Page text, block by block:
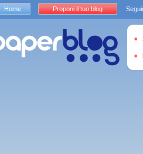
Home Proponi il tuo blog